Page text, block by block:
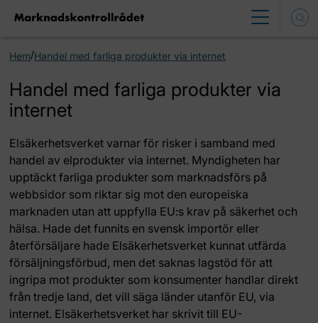
Hem/Handel med farliga produkter via internet
Handel med farliga produkter via
internet
Elsäkerhetsverket varnar för risker i samband med
handel av elprodukter via internet. Myndigheten har
upptäckt farliga produkter som marknadsförs på
webbsidor som riktar sig mot den europeiska
marknaden utan att uppfylla EU:s krav på säkerhet och
hälsa. Hade det funnits en svensk importör eller
återförsäljare hade Elsäkerhetsverket kunnat utfärda
försäljningsförbud, men det saknas lagstöd för att
ingripa mot produkter som konsumenter handlar direkt
från tredje land, det vill säga länder utanför EU, via
internet. Elsäkerhetsverket har skrivit till EU-